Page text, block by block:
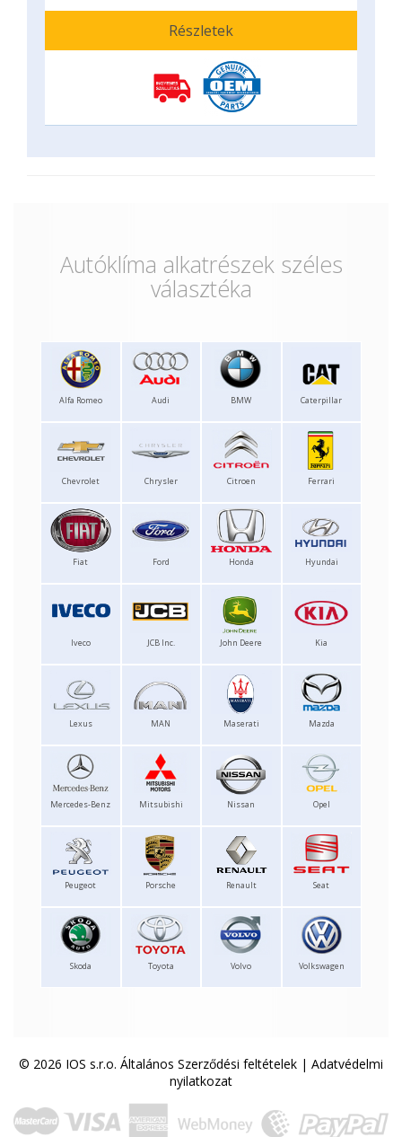
Részletek
Autóklíma alkatrészek széles
választéka
Alfa Romeo Audi BMW Caterpillar
Chevrolet Chrysler Citroen Ferrari
Fiat Ford Honda Hyundai
Iveco JCB Inc. John Deere Kia
Lexus MAN Maserati Mazda
Mercedes-Benz Mitsubishi Nissan Opel
Peugeot Porsche Renault Seat
Skoda Toyota Volvo Volkswagen
© 2026 IOS s.r.o. Általános Szerződési feltételek | Adatvédelmi
nyilatkozat